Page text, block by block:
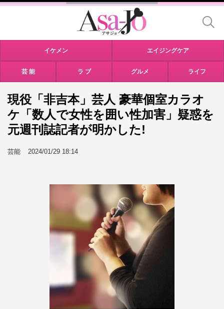
イケメン エイジングケア
芸 能 ラ ブ グルメ ライフ
現役「非吉本」芸人 豪華個室カラオ
ケ「数人で女性を囲い性加害」疑惑を
元週刊誌記者が明かした!
芸能 2024/01/29 18:14